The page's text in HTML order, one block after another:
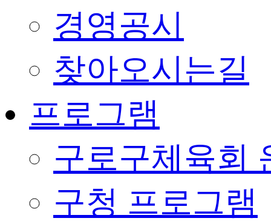
경영공시
찾아오시는길
프로그램
구로구체육회
구청 프로그램